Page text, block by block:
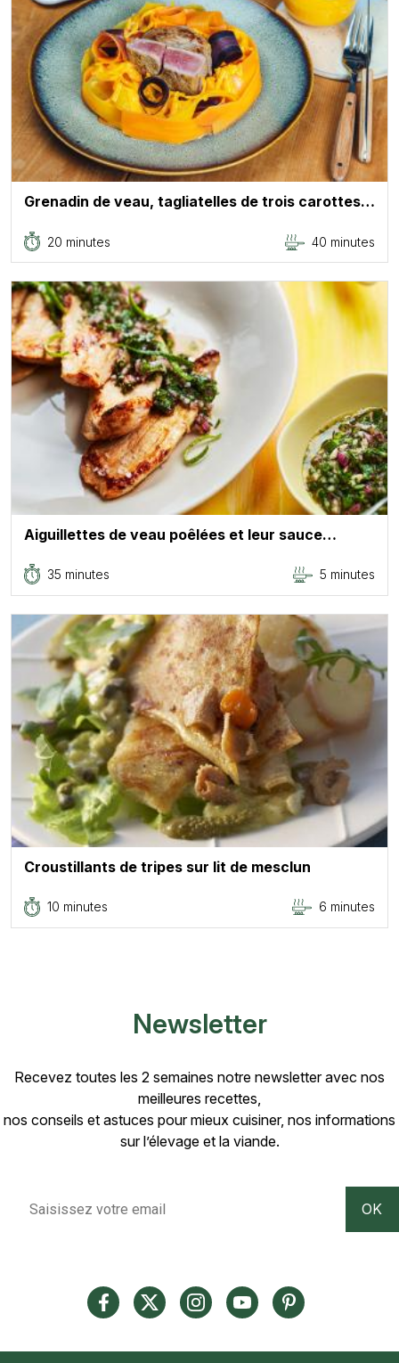
Grenadin de veau, tagliatelles de trois carottes…
20 minutes 40 minutes
Aiguillettes de veau poêlées et leur sauce…
35 minutes 5 minutes
Croustillants de tripes sur lit de mesclun
10 minutes 6 minutes
Newsletter
Recevez toutes les 2 semaines notre newsletter avec nos
meilleures recettes,
nos conseils et astuces pour mieux cuisiner, nos informations
sur l’élevage et la viande.